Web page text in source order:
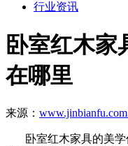
行业资讯
卧室红木家
在哪里
来源：
卧室红木家具的美学